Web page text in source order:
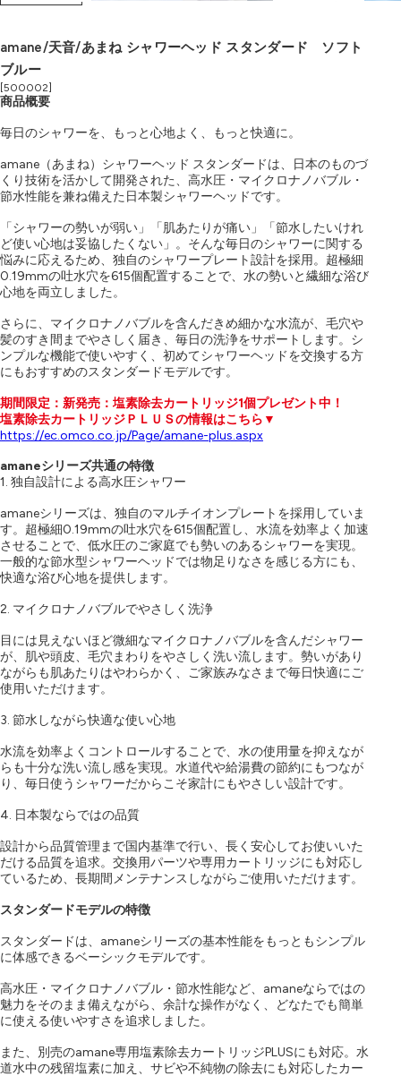
amane/天音/あまね シャワーヘッド スタンダード ソフト
ブルー
[500002]
商品概要
毎日のシャワーを、もっと心地よく、もっと快適に。
amane（あまね）シャワーヘッド スタンダードは、日本のものづ
くり技術を活かして開発された、高水圧・マイクロナノバブル・
節水性能を兼ね備えた日本製シャワーヘッドです。
「シャワーの勢いが弱い」「肌あたりが痛い」「節水したいけれ
ど使い心地は妥協したくない」。そんな毎日のシャワーに関する
悩みに応えるため、独自のシャワープレート設計を採用。超極細
0.19mmの吐水穴を615個配置することで、水の勢いと繊細な浴び
心地を両立しました。
さらに、マイクロナノバブルを含んだきめ細かな水流が、毛穴や
髪のすき間までやさしく届き、毎日の洗浄をサポートします。シ
ンプルな機能で使いやすく、初めてシャワーヘッドを交換する方
にもおすすめのスタンダードモデルです。
期間限定：新発売：塩素除去カートリッジ1個プレゼント中！
塩素除去カートリッジＰＬＵＳの情報はこちら▼
https://ec.omco.co.jp/Page/amane-plus.aspx
amaneシリーズ共通の特徴
1. 独自設計による高水圧シャワー
amaneシリーズは、独自のマルチイオンプレートを採用していま
す。超極細0.19mmの吐水穴を615個配置し、水流を効率よく加速
させることで、低水圧のご家庭でも勢いのあるシャワーを実現。
一般的な節水型シャワーヘッドでは物足りなさを感じる方にも、
快適な浴び心地を提供します。
2. マイクロナノバブルでやさしく洗浄
目には見えないほど微細なマイクロナノバブルを含んだシャワー
が、肌や頭皮、毛穴まわりをやさしく洗い流します。勢いがあり
ながらも肌あたりはやわらかく、ご家族みなさまで毎日快適にご
使用いただけます。
3. 節水しながら快適な使い心地
水流を効率よくコントロールすることで、水の使用量を抑えなが
らも十分な洗い流し感を実現。水道代や給湯費の節約にもつなが
り、毎日使うシャワーだからこそ家計にもやさしい設計です。
4. 日本製ならではの品質
設計から品質管理まで国内基準で行い、長く安心してお使いいた
だける品質を追求。交換用パーツや専用カートリッジにも対応し
ているため、長期間メンテナンスしながらご使用いただけます。
スタンダードモデルの特徴
スタンダードは、amaneシリーズの基本性能をもっともシンプル
に体感できるベーシックモデルです。
高水圧・マイクロナノバブル・節水性能など、amaneならではの
魅力をそのまま備えながら、余計な操作がなく、どなたでも簡単
に使える使いやすさを追求しました。
また、別売のamane専用塩素除去カートリッジPLUSにも対応。水
道水中の残留塩素に加え、サビや不純物の除去にも対応したカー